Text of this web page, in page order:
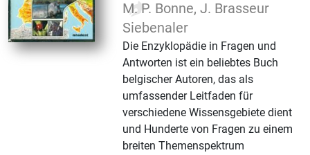
M. P. Bonne, J. Brasseur
Siebenaler
Die Enzyklopädie in Fragen und
Antworten ist ein beliebtes Buch
belgischer Autoren, das als
umfassender Leitfaden für
verschiedene Wissensgebiete dient
und Hunderte von Fragen zu einem
breiten Themenspektrum